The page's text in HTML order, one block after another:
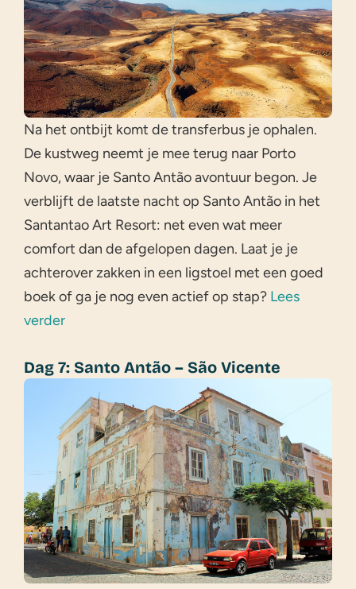
Na het ontbijt komt de transferbus je ophalen.
De kustweg neemt je mee terug naar Porto
Novo, waar je Santo Antão avontuur begon. Je
verblijft de laatste nacht op Santo Antão in het
Santantao Art Resort: net even wat meer
comfort dan de afgelopen dagen. Laat je je
achterover zakken in een ligstoel met een goed
boek of ga je nog even actief op stap? Lees
verder
Dag 7: Santo Antão – São Vicente